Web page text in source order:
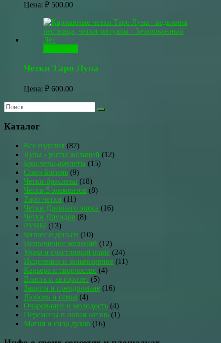
Цена: ₽ 500.00
Четки Таро Луна
Цена: ₽ 600.00
Каталог
Все изделия (87)
Лулы - расты желаний (12)
Браслеты-амулеты (15)
Союз Богинь (9)
Четки-браслеты (18)
Четки 5 элементов (8)
Таро-четки (11)
Четки Древнего эпоса (16)
Четки Друидов (8)
РУНЫ (13)
Бизнес и деньги (10)
Исполнение желаний (12)
Удача и счастливый шанс (24)
Исцеление и зельеварение (11)
Карьера и творчество (4)
Власть и авторитет (5)
Защита и преодоление (16)
Любовь и семья (4)
Очарование и молодость (4)
Перемены и новая жизнь (1)
Магия и сила духов (16)